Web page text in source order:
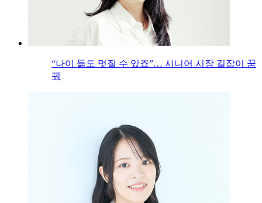
“나이 듦도 멋질 수 있죠”… 시니어 시장 길잡이 꿈
꿔